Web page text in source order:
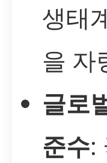
생태
을 자
글로
준수: